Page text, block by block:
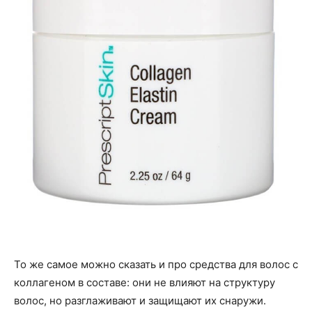
То же самое можно сказать и про средства для волос с
коллагеном в составе: они не влияют на структуру
волос, но разглаживают и защищают их снаружи.